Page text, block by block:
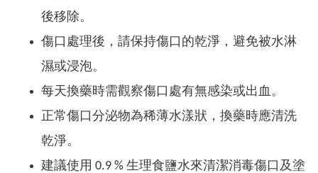
後移除。
傷口處理後，請保持傷口的乾淨，避免被水淋
濕或浸泡。
每天換藥時需觀察傷口處有無感染或出血。
正常傷口分泌物為稀薄水漾狀，換藥時應清洗
乾淨。
建議使用 0.9 % 生理食鹽水來清潔消毒傷口及塗